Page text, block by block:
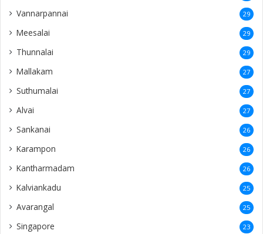
Vannarpannai 29
Meesalai 29
Thunnalai 29
Mallakam 27
Suthumalai 27
Alvai 27
Sankanai 26
Karampon 26
Kantharmadam 26
Kalviankadu 25
Avarangal 25
Singapore 23